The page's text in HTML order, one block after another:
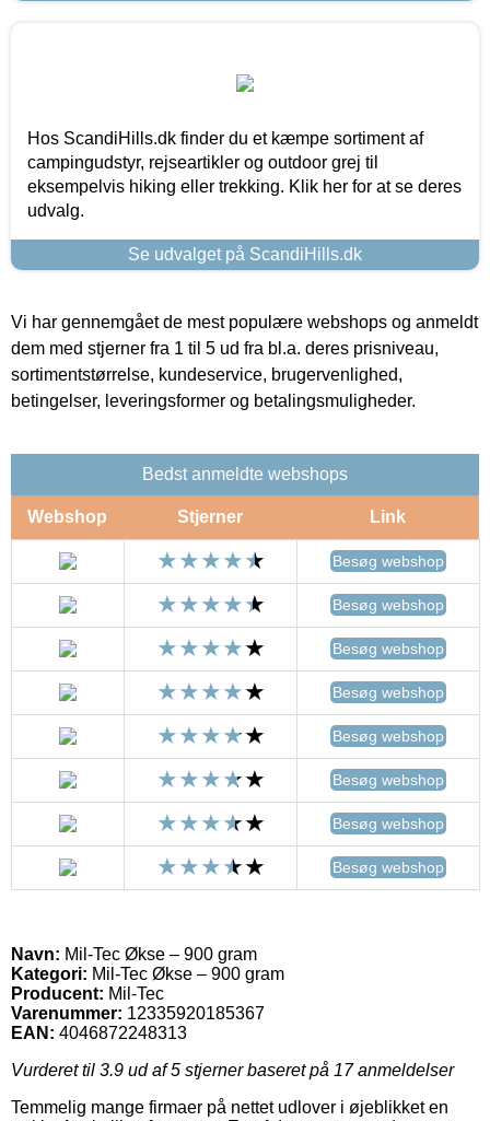
Hos ScandiHills.dk finder du et kæmpe sortiment af
campingudstyr, rejseartikler og outdoor grej til
eksempelvis hiking eller trekking. Klik her for at se deres
udvalg.
Se udvalget på ScandiHills.dk
Vi har gennemgået de mest populære webshops og anmeldt
dem med stjerner fra 1 til 5 ud fra bl.a. deres prisniveau,
sortimentstørrelse, kundeservice, brugervenlighed,
betingelser, leveringsformer og betalingsmuligheder.
Bedst anmeldte webshops
Webshop Stjerner Link
Besøg webshop
Besøg webshop
Besøg webshop
Besøg webshop
Besøg webshop
Besøg webshop
Besøg webshop
Besøg webshop
Navn: Mil-Tec Økse – 900 gram
Kategori: Mil-Tec Økse – 900 gram
Producent: Mil-Tec
Varenummer: 12335920185367
EAN: 4046872248313
Vurderet til 3.9 ud af 5 stjerner baseret på 17anmeldelser
Temmelig mange firmaer på nettet udlover i øjeblikket en